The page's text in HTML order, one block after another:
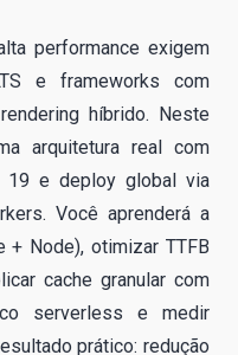
performance exigem
e frameworks com
híbrido. Neste
arquitetura real com
19 e deploy global via
Você aprenderá a
+ Node), otimizar TTFB
cache granular com
serverless e medir
prático: redução